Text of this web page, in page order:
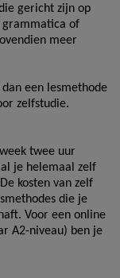
gericht zijn op
grammatica of
meer
een lesmethode
zelfstudie.
twee uur
je helemaal zelf
kosten van zelf
die je
Voor een online
A2-niveau) ben je